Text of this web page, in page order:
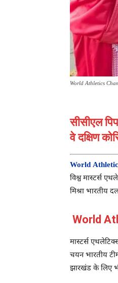
World Athletics
सीसीएल
वे दक्षिण
World
विश्व मास्टर्स
मिश्रा भारतीय
World
मास्टर्स
चयन भारतीय
झारखंड के लिए